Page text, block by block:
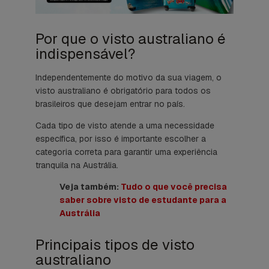
Por que o visto australiano é
indispensável?
Independentemente do motivo da sua viagem, o
visto australiano é obrigatório para todos os
brasileiros que desejam entrar no país.
Cada tipo de visto atende a uma necessidade
específica, por isso é importante escolher a
categoria correta para garantir uma experiência
tranquila na Austrália.
Veja também: Tudo o que você precisa
saber sobre visto de estudante para a
Austrália
Principais tipos de visto
australiano